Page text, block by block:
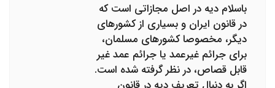
باسلام دیه در اصل مجازاتی است که
در قانون ایران و بسیاری از کشورهای
دیگر، مخصوصا کشورهای مسلمان،
برای جرائم غیرعمد یا جرائم عمد غیر
قابل قصاص، در نظر گرفته شده است.